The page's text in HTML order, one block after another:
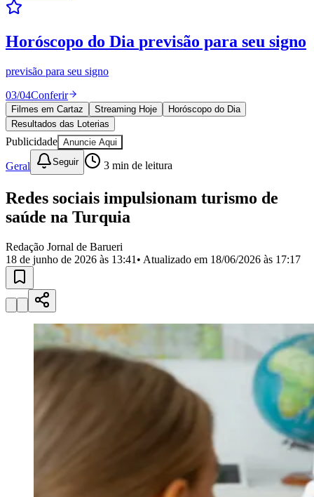
Para Sua Empresa
Anuncie no Portal
Cadastrar Empresa
Divulgar Vagas
Publicidade Legal
Política
Eleições
Esportes
Saúde
Segurança
Cultura
Meio Ambiente
Educação
Selecione sua regiãoPara notícias da sua região
AldeiaAldeia da Serra
Belval
CotiaCruz Preta Engenho Novo
Fazenda
ItapeviJandiraJardim Audir
Califórnia
Jardim dos AltosJardim dos CamargosJardim
Esperança
Jardim Iracema
Jardim
Jardim Maria Cristina
Jardim
Jardim Reginalice Jardim São
Jardim São Pedro Jardim SilveiraJardim
Jardim Tupanci Nova Aldeinha
Parque dos
Pirapora
Vila BarrosVila Boa Vista
Vila MárciaVila Nossa Sra. da
Horóscopo do Dia previsão para seu signo
previsão para seu signo
03/04Conferir
Filmes em Cartaz Streaming Hoje
Horóscopo do Dia
Resultados das Loterias
Publicidade Anuncie Aqui
Geral Seguir 3 min de leitura
Redes sociais impulsionam turismo de
saúde na Turquia
Redação Jornal de Barueri
18 de junho de 2026 às 13:41 • Atualizado em 18/06/2026 às 17:17